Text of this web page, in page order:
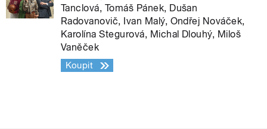
Tanclová, Tomáš Pánek, Dušan
Radovanovič, Ivan Malý, Ondřej Nováček,
Karolína Stegurová, Michal Dlouhý, Miloš
Vaněček
Koupit